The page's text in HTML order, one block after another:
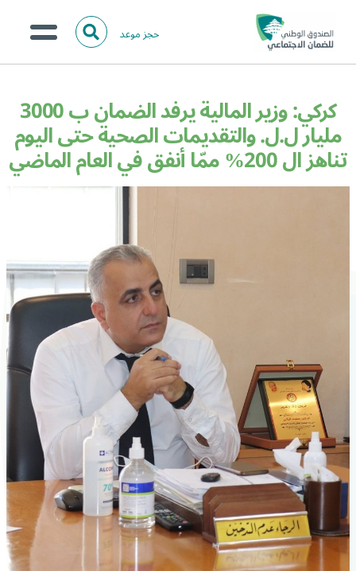
حجز موعد ا
ل
ث
الخدمات الالكترونية
المركز الإعلامي
تواصل معنا
البحث
كركي: وزير المالية يرفد الضمان ب 3000
مليار ل.ل. والتقديمات الصحية حتى اليوم
تناهز ال 200% ممّا أنفق في العام الماضي